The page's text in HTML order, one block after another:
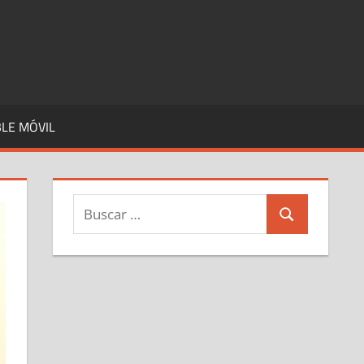
MÓVIL
Buscar:
Buscar